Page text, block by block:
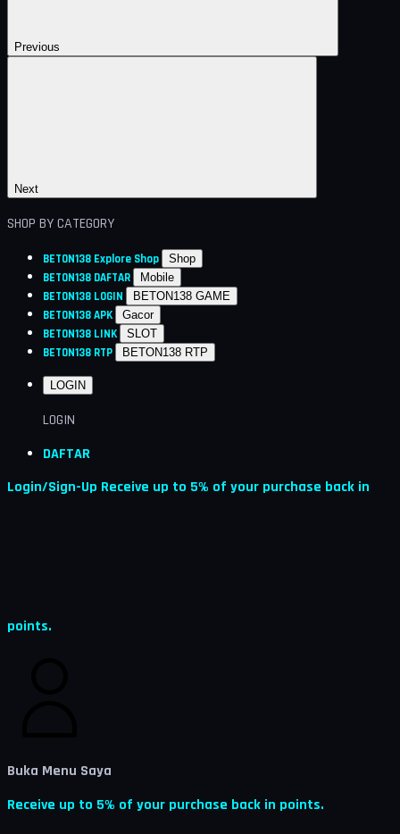
Previous
Next
SHOP BY CATEGORY
BETON138 Explore Shop Shop
BETON138 DAFTAR Mobile
BETON138 LOGIN BETON138 GAME
BETON138 APK Gacor
BETON138 LINK SLOT
BETON138 RTP BETON138 RTP
LOGIN
LOGIN
DAFTAR
Login/Sign-Up Receive up to 5% of your purchase back in
points.
Buka Menu Saya
Receive up to 5% of your purchase back in points.